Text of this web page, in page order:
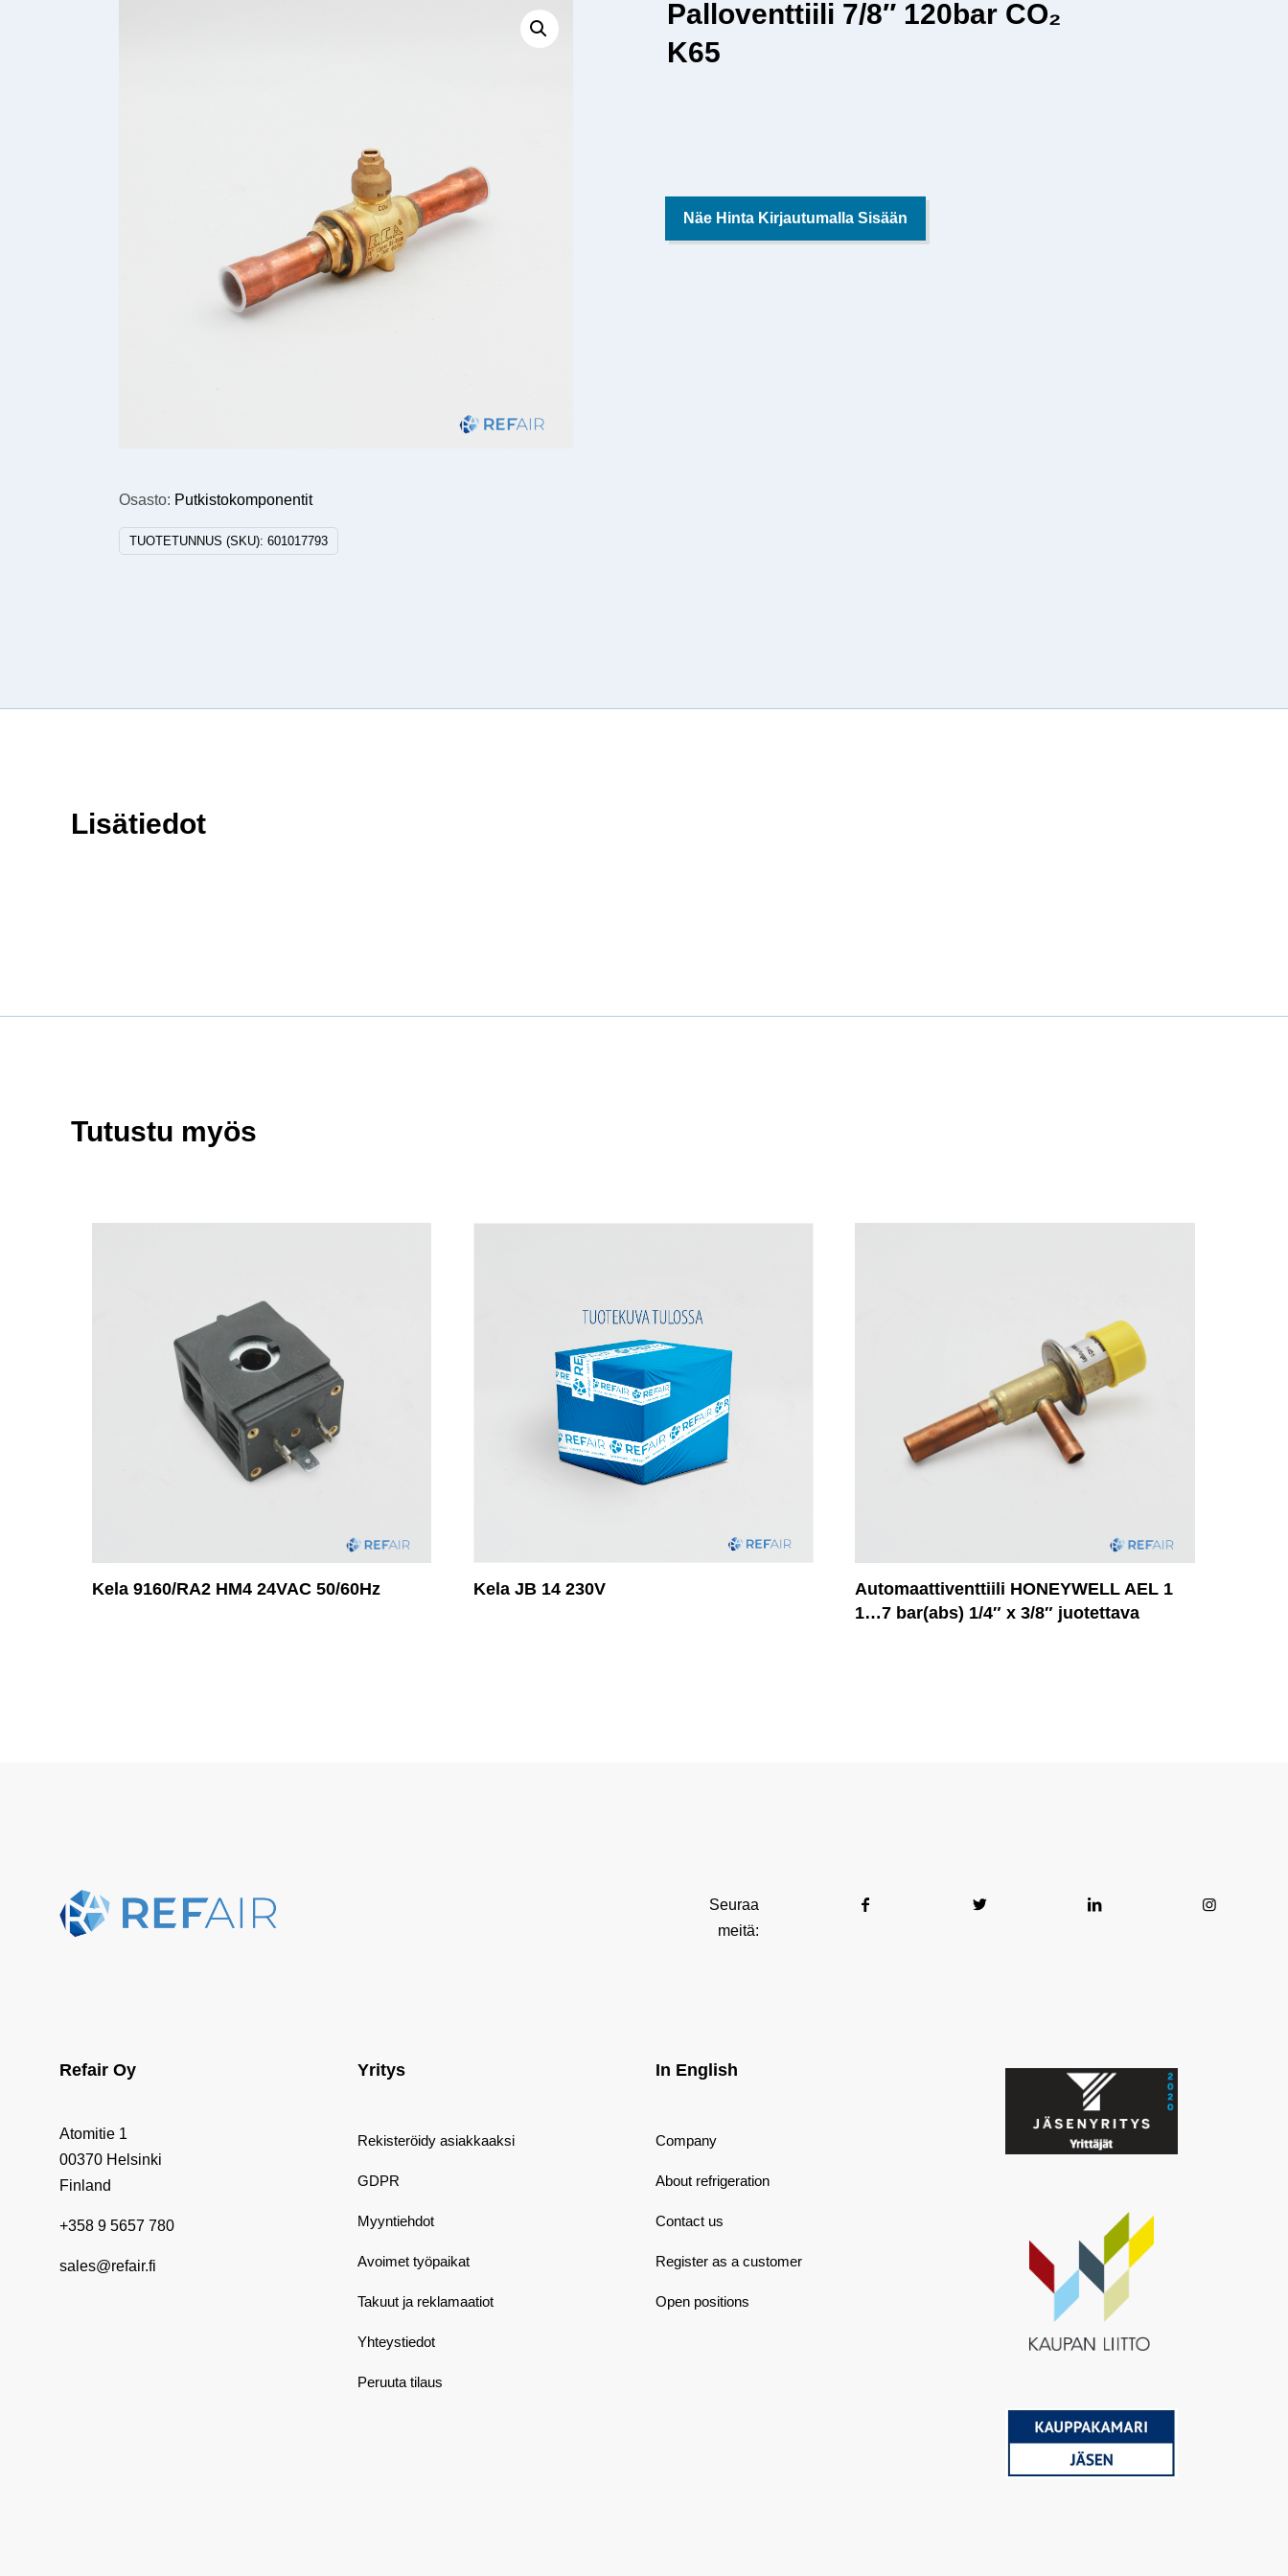
Osasto: Putkistokomponentit
TUOTETUNNUS (SKU):601017793
Palloventtiili 7/8″ 120bar CO₂
K65
Näe Hinta Kirjautumalla Sisään
Lisätiedot
Tutustu myös
Kela 9160/RA2 HM4 24VAC 50/60Hz Kela JB 14 230V
Automaattiventtiili HONEYWELL AEL 1
1…7 bar(abs) 1/4″ x 3/8″ juotettava
Seuraa
meitä:
Refair Oy
Atomitie 1
00370 Helsinki
Finland
+358 9 5657 780
sales@refair.fi
Yritys
Rekisteröidy asiakkaaksi
GDPR
Myyntiehdot
Avoimet työpaikat
Takuut ja reklamaatiot
Yhteystiedot
Peruuta tilaus
In English
Company
About refrigeration
Contact us
Register as a customer
Open positions